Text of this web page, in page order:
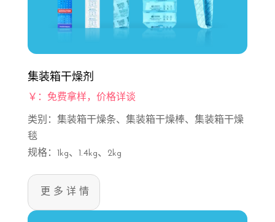
集装箱干燥剂
￥：免费拿样，价格详谈
类别：集装箱干燥条、集装箱干燥棒、集装箱干燥
毯
规格：1kg、1.4kg、2kg
更多详情